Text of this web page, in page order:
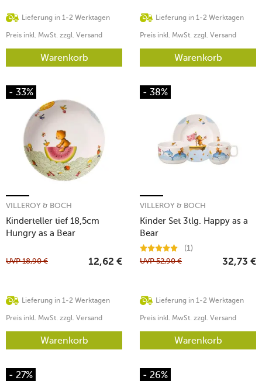
Lieferung in 1-2 Werktagen
Preis inkl. MwSt. zzgl. Versand
Warenkorb
Lieferung in 1-2 Werktagen
Preis inkl. MwSt. zzgl. Versand
Warenkorb
- 33%
Kinderteller tief 18,5cm
Hungry as a Bear
VILLEROY & BOCH
Lieferung in 1-2 Werktagen
UVP18,90 € 12,62 €
Preis inkl. MwSt. zzgl. Versand
Warenkorb
- 38%
Kinder Set 3tlg. Happy as a
Bear
VILLEROY & BOCH
(1)
Lieferung in 1-2 Werktagen
UVP52,90 € 32,73 €
Preis inkl. MwSt. zzgl. Versand
Warenkorb
- 27% - 26%